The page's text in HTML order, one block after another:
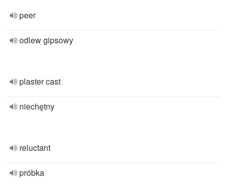
peer
odlew gipsowy
plaster cast
niechętny
reluctant
próbka